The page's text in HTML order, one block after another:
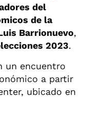
del
de la
Barrionuevo,
2023.
un encuentro
a partir
ubicado en